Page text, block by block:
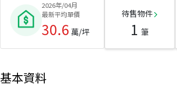
2026年/04月
最新平均單價
30.6 萬/坪
待售物件
1 筆
基本資料